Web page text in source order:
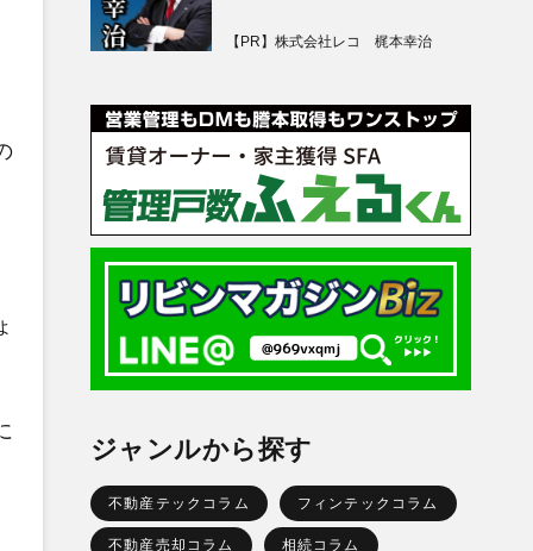
【PR】株式会社レコ 梶本幸治
ジャンルから探す
不動産テックコラム フィンテックコラム
不動産売却コラム 相続コラム